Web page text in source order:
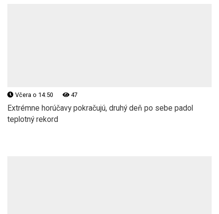
Včera o 14:50 47
Extrémne horúčavy pokračujú, druhý deň po sebe padol
teplotný rekord